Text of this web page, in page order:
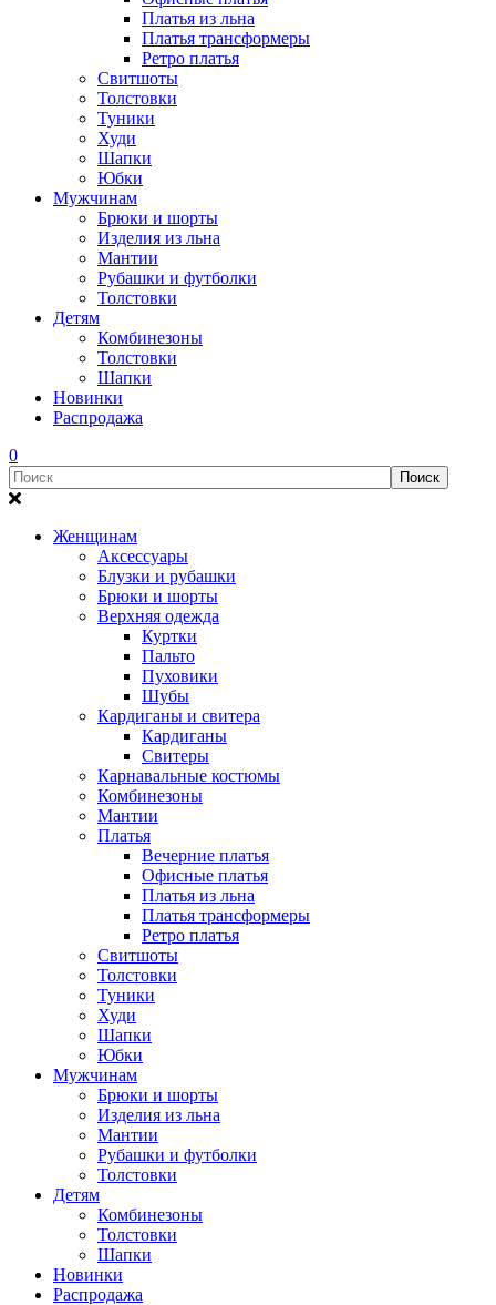
Платья из льна
Платья трансформеры
Ретро платья
Свитшоты
Толстовки
Туники
Худи
Шапки
Юбки
Мужчинам
Брюки и шорты
Изделия из льна
Мантии
Рубашки и футболки
Толстовки
Детям
Комбинезоны
Толстовки
Шапки
Новинки
Распродажа
0
Женщинам
Аксессуары
Блузки и рубашки
Брюки и шорты
Верхняя одежда
Куртки
Пальто
Пуховики
Шубы
Кардиганы и свитера
Кардиганы
Свитеры
Карнавальные костюмы
Комбинезоны
Мантии
Платья
Вечерние платья
Офисные платья
Платья из льна
Платья трансформеры
Ретро платья
Свитшоты
Толстовки
Туники
Худи
Шапки
Юбки
Мужчинам
Брюки и шорты
Изделия из льна
Мантии
Рубашки и футболки
Толстовки
Детям
Комбинезоны
Толстовки
Шапки
Новинки
Распродажа